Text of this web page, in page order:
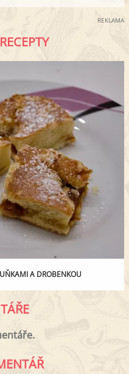
REKLAMA
A DROBENKOU